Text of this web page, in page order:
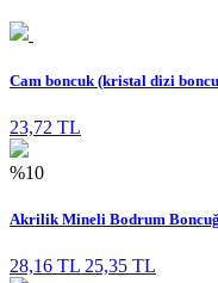
Cam boncuk (kristal dizi
23,72 TL
%10
Akrilik Mineli Bodrum
28,16 TL 25,35 TL